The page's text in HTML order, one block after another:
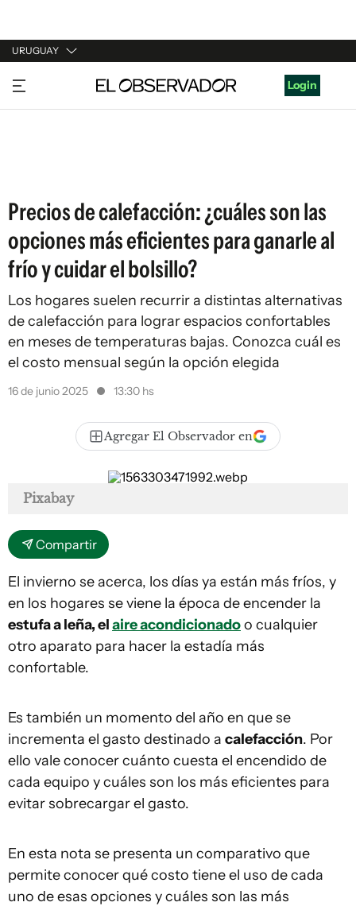
URUGUAY
URUGUAY
ARGENTINA
Login
Precios de calefacción: ¿cuáles son las
opciones más eficientes para ganarle al
frío y cuidar el bolsillo?
Los hogares suelen recurrir a distintas alternativas
de calefacción para lograr espacios confortables
en meses de temperaturas bajas. Conozca cuál es
el costo mensual según la opción elegida
16 de junio 2025 13:30 hs
Agregar El Observador en
Pixabay
Compartir
El invierno se acerca, los días ya están más fríos, y
en los hogares se viene la época de encender la
estufa a leña, elaire acondicionadoo cualquier
otro aparato para hacer la estadía más
confortable.
Es también un momento del año en que se
incrementa el gasto destinado a calefacción. Por
ello vale conocer cuánto cuesta el encendido de
cada equipo y cuáles son los más eficientes para
evitar sobrecargar el gasto.
En esta nota se presenta un comparativo que
permite conocer qué costo tiene el uso de cada
uno de esas opciones y cuáles son las más